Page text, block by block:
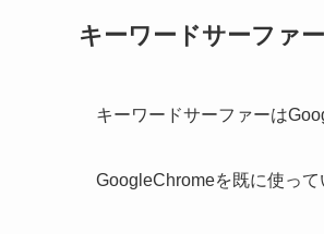
キーワードサーファ
キーワードサーファーは
GoogleChromeを既に使っ